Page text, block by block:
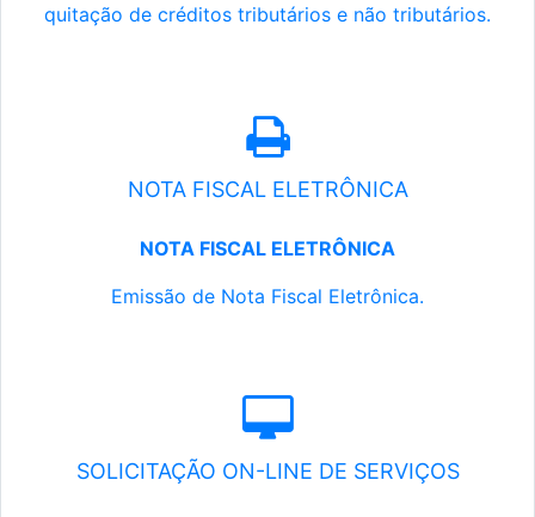
quitação de créditos tributários e não tributários.
NOTA FISCAL ELETRÔNICA
NOTA FISCAL ELETRÔNICA
Emissão de Nota Fiscal Eletrônica.
SOLICITAÇÃO ON-LINE DE SERVIÇOS